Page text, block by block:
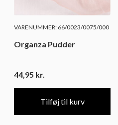
VARENUMMER: 66/0023/0075/000
Organza Pudder
44,95 kr.
Tilføj til kurv